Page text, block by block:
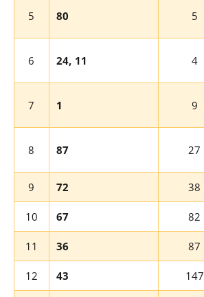
5 80 5
6 24, 11 4
7 1 9
8 87 27
9 72 38
10 67 82
11 36 87
12 43 147